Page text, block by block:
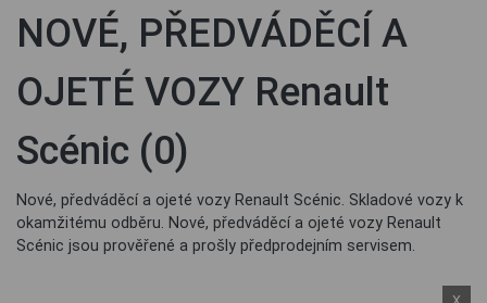
NOVÉ, PŘEDVÁDĚCÍ A
OJETÉ VOZY Renault
Scénic (0)
Nové, předváděcí a ojeté vozy Renault Scénic. Skladové vozy k
okamžitému odběru. Nové, předváděcí a ojeté vozy Renault
Scénic jsou prověřené a prošly předprodejním servisem.